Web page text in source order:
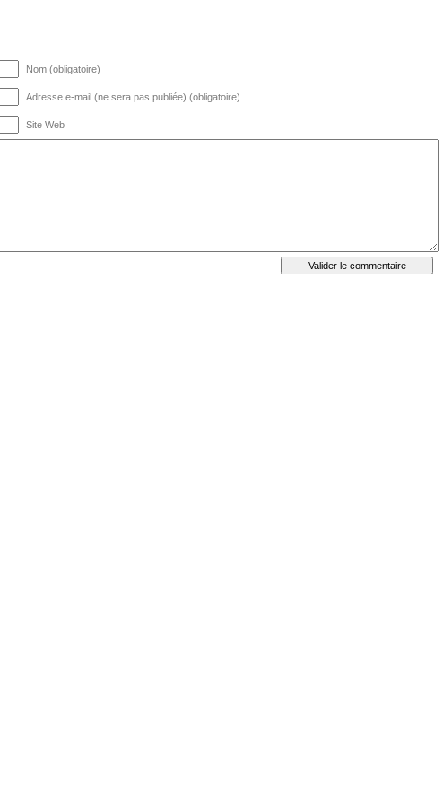
Nom (obligatoire)
Adresse e-mail (ne sera pas publiée) (obligatoire)
Site Web